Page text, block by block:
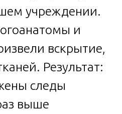
учреждении.
и
вскрытие,
Результат:
следы
выше